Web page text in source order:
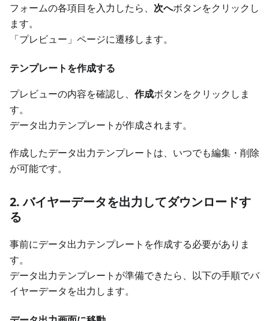
フォームの各項目を入力したら、 次へボタンをクリックし
ます。
「プレビュー」ページに遷移します。
テンプレートを作成する
プレビューの内容を確認し、 作成ボタンをクリックしま
す。
データ出力テンプレートが作成されます。
作成したデータ出力テンプレートは、いつでも編集・削除
が可能です。
2. バイヤーデータを出力してダウンロードす
る
事前にデータ出力テンプレートを作成する必要がありま
す。
データ出力テンプレートが準備できたら、以下の手順でバ
イヤーデータを出力します。